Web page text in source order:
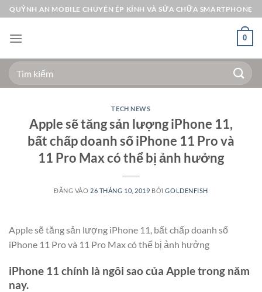
Bỏ
qua
nội
QUỲNH AN MOBILE CHUYÊN ÉP KÍNH VÀ SỬA CHỮA SMARTPHONE
0
Tìm
kiếm:
TECH NEWS
Apple sẽ tăng sản lượng iPhone 11,
bất chấp doanh số iPhone 11 Pro và
11 Pro Max có thể bị ảnh hưởng
ĐĂNG VÀO 26 THÁNG 10, 2019 BỞIGOLDENFISH
Apple sẽ tăng sản lượng iPhone 11, bất chấp doanh số
iPhone 11 Pro và 11 Pro Max có thể bị ảnh hưởng
iPhone 11 chính là ngôi sao của Apple trong năm
nay.